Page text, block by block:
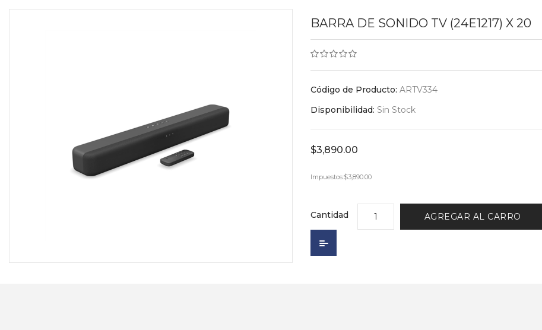
BARRA DE SONIDO TV (24E1217) X 20
Código de Producto: ARTV334
Disponibilidad: Sin Stock
$3,890.00
Impuestos:$3,890.00
Cantidad AGREGAR AL CARRO